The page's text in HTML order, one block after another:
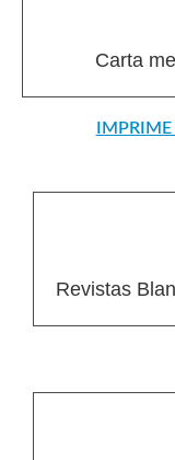
Carta
Revistas